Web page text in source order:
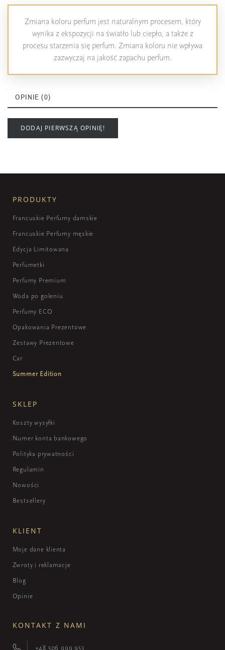
Zmiana koloru perfum jest naturalnym procesem, który
wynika z ekspozycji na światło lub ciepło, a także z
procesu starzenia się perfum. Zmiana koloru nie wpływa
zazwyczaj na jakość zapachu perfum.
OPINIE (0)
DODAJ PIERWSZĄ OPINIĘ!
PRODUKTY
Francuskie Perfumy damskie
Francuskie Perfumy męskie
Edycja Limitowana
Perfumetki
Perfumy Premium
Woda po goleniu
Perfumy ECO
Opakowania Prezentowe
Zestawy Prezentowe
Car
Summer Edition
SKLEP
Koszty wysyłki
Numer konta bankowego
Polityka prywatności
Regulamin
Nowości
Bestsellery
KLIENT
Moje dane klienta
Zwroty i reklamacje
Blog
Opinie
KONTAKT Z NAMI
+48 506 999 953